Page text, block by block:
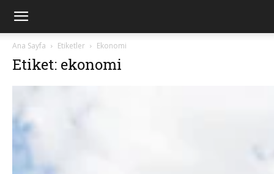
Ana Sayfa Etiketler Ekonomi
Etiket: ekonomi